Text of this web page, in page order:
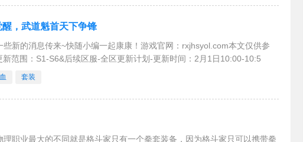
醒，武道魁首天下争锋
新的消息传来~快随小编一起康康！游戏官网：rxjhsyol.com本文仅供参
范围：S1-S6&后续区服-全区更新计划-更新时间：2月1日10:00-10:5
套装
职业最大的不同就是格斗家只有一个拳套装备，因为格斗家只可以携带拳